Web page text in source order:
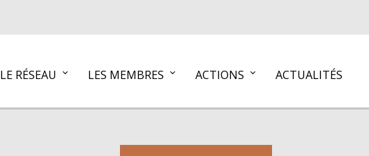
LE RÉSEAU LES MEMBRES ACTIONS ACTUALITÉS